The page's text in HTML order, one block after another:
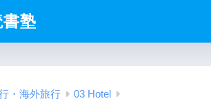
塾
・海外旅行 03 Hotel